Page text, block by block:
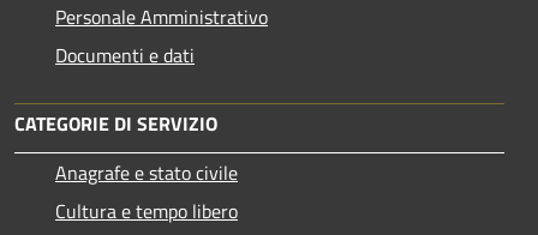
Personale Amministrativo
Documenti e dati
CATEGORIE DI SERVIZIO
Anagrafe e stato civile
Cultura e tempo libero